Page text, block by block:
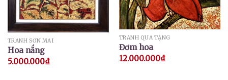
TRANH SƠN MÀI
Hoa nắng
5.000.000₫
TRANH QUÀ TẶNG
Đơm hoa
12.000.000₫